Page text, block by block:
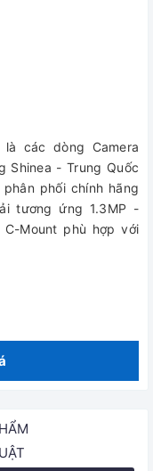
các dòng Camera
Shinea - Trung Quốc
phối chính hãng
tương ứng 1.3MP -
Mount phù hợp với